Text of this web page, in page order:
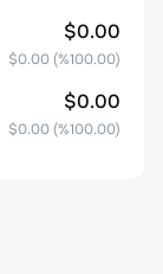
$0.00
$0.00 (%100.00)
$0.00
$0.00 (%100.00)